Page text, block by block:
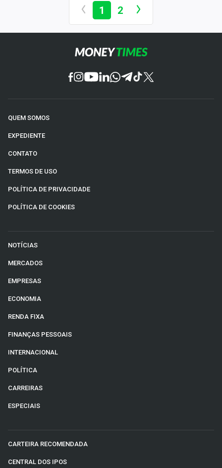
1 2
QUEM SOMOS
EXPEDIENTE
CONTATO
TERMOS DE USO
POLÍTICA DE PRIVACIDADE
POLÍTICA DE COOKIES
NOTÍCIAS
MERCADOS
EMPRESAS
ECONOMIA
RENDA FIXA
FINANÇAS PESSOAIS
INTERNACIONAL
POLÍTICA
CARREIRAS
ESPECIAIS
CARTEIRA RECOMENDADA
CENTRAL DOS IPOS